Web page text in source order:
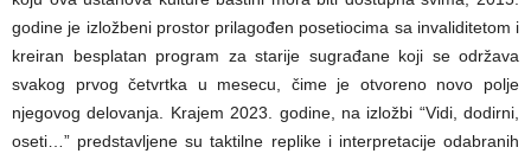
godine je izložbeni prostor prilagođen posetiocima sa invaliditetom i
kreiran besplatan program za starije sugrađane koji se održava
svakog prvog četvrtka u mesecu, čime je otvoreno novo polje
njegovog delovanja. Krajem 2023. godine, na izložbi “Vidi, dodirni,
oseti…” predstavljene su taktilne replike i interpretacije odabranih